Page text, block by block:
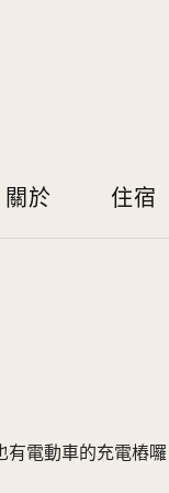
關於 住宿
有電動車的充電樁囉